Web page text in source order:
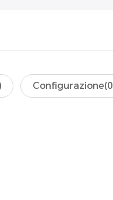
Configurazione(0